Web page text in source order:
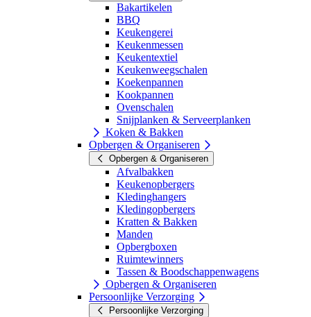
Bakartikelen
BBQ
Keukengerei
Keukenmessen
Keukentextiel
Keukenweegschalen
Koekenpannen
Kookpannen
Ovenschalen
Snijplanken & Serveerplanken
Koken & Bakken
Opbergen & Organiseren
Opbergen & Organiseren
Afvalbakken
Keukenopbergers
Kledinghangers
Kledingopbergers
Kratten & Bakken
Manden
Opbergboxen
Ruimtewinners
Tassen & Boodschappenwagens
Opbergen & Organiseren
Persoonlijke Verzorging
Persoonlijke Verzorging